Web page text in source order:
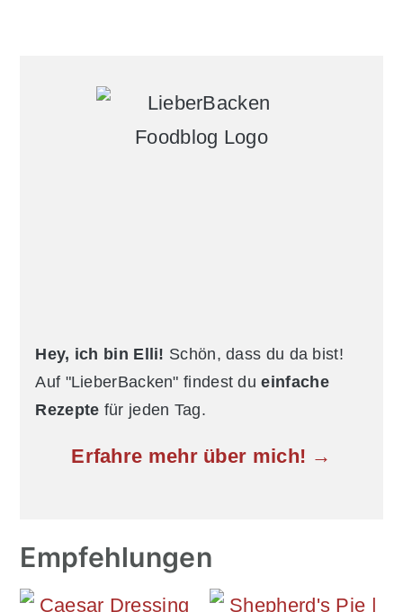
Sidebar
Hey, ich bin Elli! Schön, dass du da bist!
Auf "LieberBacken" findest dueinfache
Rezepte für jeden Tag.
Erfahre mehr über mich! →
Empfehlungen